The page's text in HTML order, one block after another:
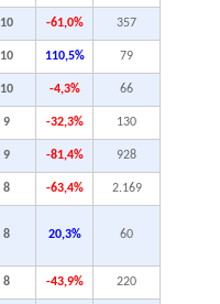
10 -61,0% 357
10 110,5% 79
10 -4,3% 66
9 -32,3% 130
9 -81,4% 928
8 -63,4% 2.169
8 20,3% 60
8 -43,9% 220